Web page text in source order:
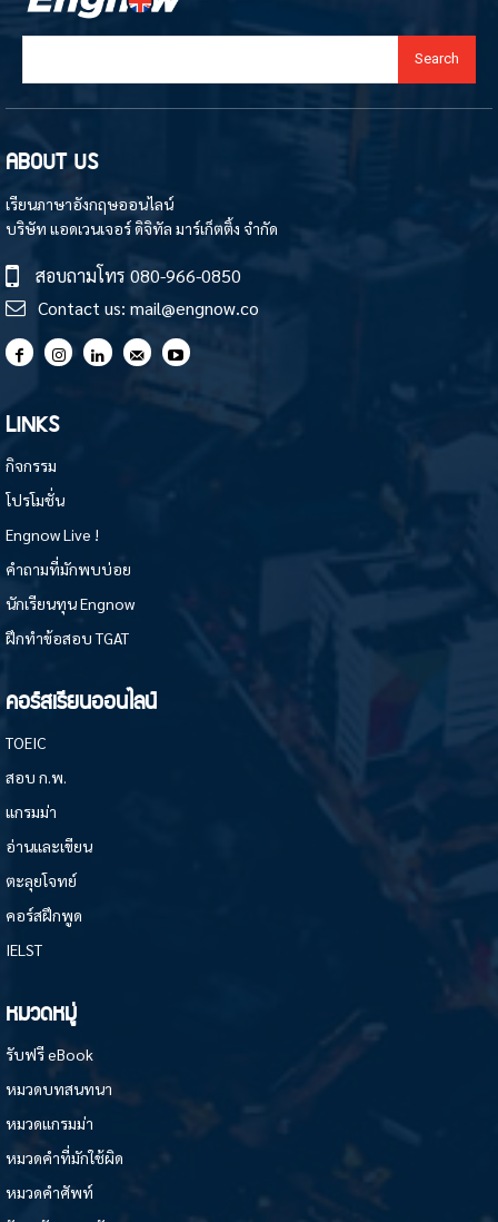
Search
ABOUT US
เรียนภาษาอังกฤษออนไลน์
บริษัท แอดเวนเจอร์ ดิจิทัล มาร์เก็ตติ้ง จำกัด
สอบถามโทร 080-966-0850
Contact us: mail@engnow.co
LINKS
กิจกรรม
โปรโมชั่น
Engnow Live !
คำถามที่มักพบบ่อย
นักเรียนทุน Engnow
ฝึกทำข้อสอบ TGAT
คอร์สเรียนออนไลน์
TOEIC
สอบ ก.พ.
แกรมม่า
อ่านและเขียน
ตะลุยโจทย์
คอร์สฝึกพูด
IELST
หมวดหมู่
รับฟรี eBook
หมวดบทสนทนา
หมวดแกรมม่า
หมวดคำที่มักใช้ผิด
หมวดคำศัพท์